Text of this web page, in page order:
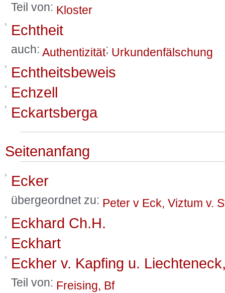
Teil von: Kloster
Echtheit
auch: Authentizität; Urkundenfälschung
Echtheitsbeweis
Echzell
Eckartsberga
Seitenanfang
Ecker
übergeordnet zu: Peter v Eck, Viztum v.
Eckhard Ch.H.
Eckhart
Eckher v. Kapfing u.
Teil von: Freising, Bf